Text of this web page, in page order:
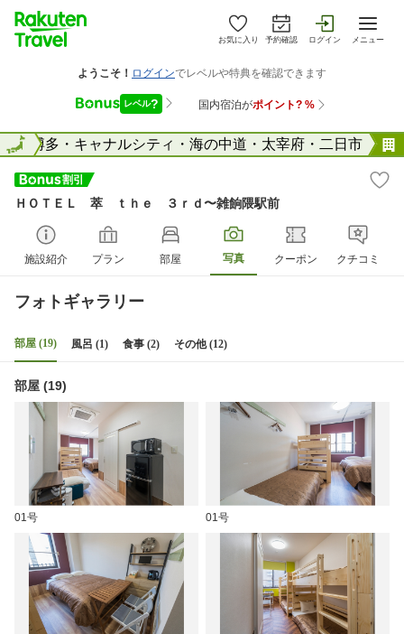
お気に入り 予約確認 ログイン メニュー
博多・キャナルシティ・海の中道・太宰府・二日市
全国
ＨＯＴＥＬ 萃 ｔｈｅ ３ｒｄ〜雑餉隈駅前
施設紹介 プラン 部屋 写真 クーポン クチコミ
フォトギャラリー
部屋 (19) 風呂 (1) 食事 (2) その他 (12)
部屋 (19)
01号 01号